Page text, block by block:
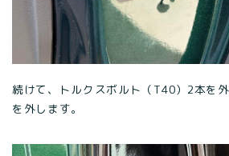
続けて、トルクスボルト（T40）2本を
を外します。